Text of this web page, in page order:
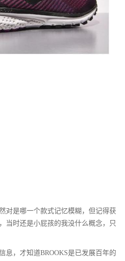
对是哪一个款式记忆模糊，但记得获
当时还是小屁孩的我没什么概念，只
息，才知道BROOKS是已发展百年的